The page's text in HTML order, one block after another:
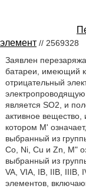
элемент // 2569328
Заявлен
батареи, имеющий
отрицательный
электропроводящую
является SO2, и
активное
котором М'
выбранный из
Co, Ni, Cu и Zn, М"
выбранный из
VA, VIA, IB, IIB, IIIB,
элементов,